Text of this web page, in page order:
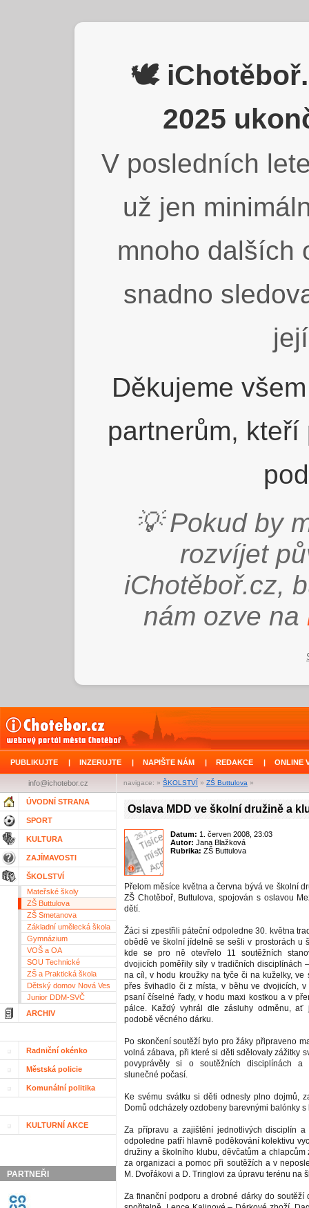
🕊️
2025
V posledních
už jen
mnoho dalších
snadno
Děkujeme
partnerům,
💡 Pokud by
rozvíjet
iChotěboř.cz,
nám ozve na
PUBLIKUJTE | INZERUJTE | NAPIŠTE NÁM | REDAKCE | ONLINE
navigace: » ŠKOLSTVÍ » ZŠ Buttulova »
info@ichotebor.cz
ÚVODNÍ STRANA
SPORT
KULTURA
ZAJÍMAVOSTI
ŠKOLSTVÍ
Mateřské školy
ZŠ Buttulova
ZŠ Smetanova
Základní umělecká škola
Gymnázium
VOŠ a OA
SOU Technické
ZŠ a Praktická škola
Dětský domov Nová Ves
Junior DDM-SVČ
ARCHIV
Radniční okénko
Městská policie
Komunální politika
KULTURNÍ AKCE
PARTNEŘI
Oslava MDD ve školní družině a
Datum: 1. červen 2008, 23:03
Autor: Jana Blažková
Rubrika: ZŠ Buttulova
Přelom měsíce května a června bývá ve školní
ZŠ Chotěboř, Buttulova, spojován s oslavou
dětí.
Žáci si zpestřili páteční odpoledne 30. května
obědě ve školní jídelně se sešli v prostorách u
kde se pro ně otevřelo 11 soutěžních
dvojicích poměřily síly v tradičních disciplínách
na cíl, v hodu kroužky na tyče či na kuželky, ve
přes švihadlo či z místa, v běhu ve dvojicích, v
psaní číselné řady, v hodu maxi kostkou a v
pálce. Každý vyhrál dle zásluhy odměnu,
podobě věcného dárku.
Po skončení soutěží bylo pro žáky připraveno
volná zábava, při které si děti sdělovaly zážitky
povyprávěly si o soutěžních disciplínách
slunečné počasí.
Ke svému svátku si děti odnesly plno dojmů,
Domů odcházely ozdobeny barevnými balónky s
Za přípravu a zajištění jednotlivých disciplín a
odpoledne patří hlavně poděkování kolektivu
družiny a školního klubu, děvčatům a chlapcům
za organizaci a pomoc při soutěžích a v
M. Dvořákovi a D. Tringlovi za úpravu terénu na
Za finanční podporu a drobné dárky do soutěží